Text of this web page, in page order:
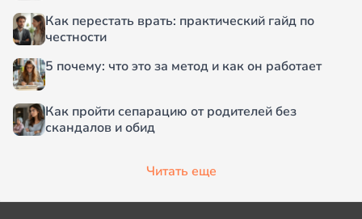
Как перестать врать: практический гайд по
честности
5 почему: что это за метод и как он работает
Как пройти сепарацию от родителей без
скандалов и обид
Читать еще